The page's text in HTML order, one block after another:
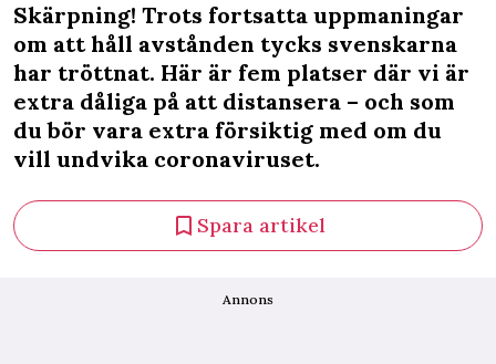
Skärpning! Trots fortsatta uppmaningar
om att håll avstånden tycks svenskarna
har tröttnat. Här är fem platser där vi är
extra dåliga på att distansera – och som
du bör vara extra försiktig med om du
vill undvika coronaviruset.
Spara artikel
Annons